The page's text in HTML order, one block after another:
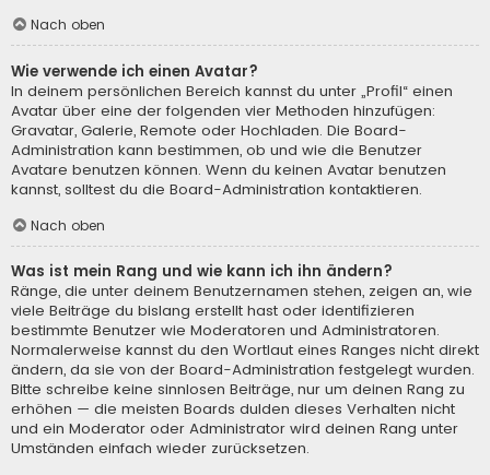
Nach oben
Wie verwende ich einen Avatar?
In deinem persönlichen Bereich kannst du unter „Profil“ einen
Avatar über eine der folgenden vier Methoden hinzufügen:
Gravatar, Galerie, Remote oder Hochladen. Die Board-
Administration kann bestimmen, ob und wie die Benutzer
Avatare benutzen können. Wenn du keinen Avatar benutzen
kannst, solltest du die Board-Administration kontaktieren.
Nach oben
Was ist mein Rang und wie kann ich ihn ändern?
Ränge, die unter deinem Benutzernamen stehen, zeigen an, wie
viele Beiträge du bislang erstellt hast oder identifizieren
bestimmte Benutzer wie Moderatoren und Administratoren.
Normalerweise kannst du den Wortlaut eines Ranges nicht direkt
ändern, da sie von der Board-Administration festgelegt wurden.
Bitte schreibe keine sinnlosen Beiträge, nur um deinen Rang zu
erhöhen — die meisten Boards dulden dieses Verhalten nicht
und ein Moderator oder Administrator wird deinen Rang unter
Umständen einfach wieder zurücksetzen.